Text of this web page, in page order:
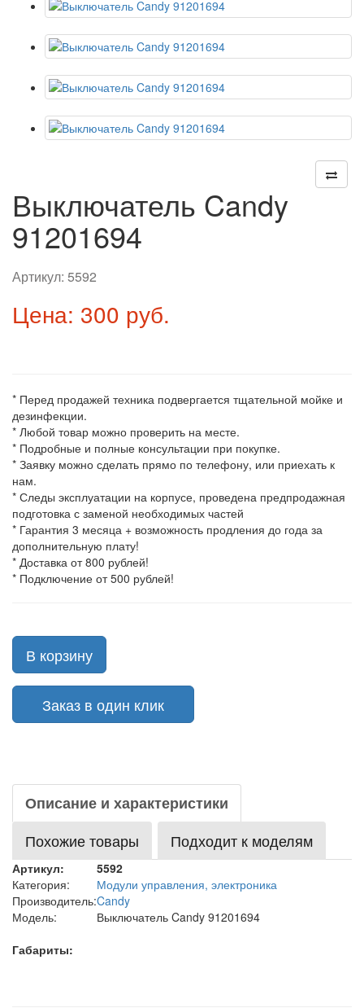
Выключатель Candy
91201694
Артикул: 5592
Цена: 300 руб.
* Перед продажей техника подвергается тщательной мойке и
дезинфекции.
* Любой товар можно проверить на месте.
* Подробные и полные консультации при покупке.
* Заявку можно сделать прямо по телефону, или приехать к
нам.
* Следы эксплуатации на корпусе, проведена предпродажная
подготовка с заменой необходимых частей
* Гарантия 3 месяца + возможность продления до года за
дополнительную плату!
* Доставка от 800 рублей!
* Подключение от 500 рублей!
В корзину
Заказ в один клик
Описание и характеристики
Похожие товары
Подходит к моделям
Артикул:
5592
Категория:
Модули управления, электроника
Производитель:Candy
Модель:
Выключатель Candy 91201694
Габариты: